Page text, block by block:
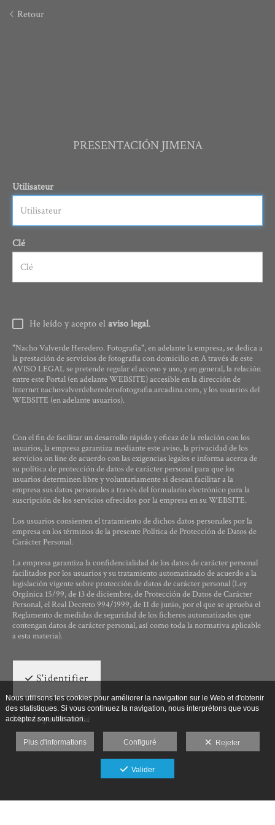
Retour
PRESENTACIÓN JIMENA
Utilisateur
Clé
He leído y acepto elaviso legal.
"Nacho Valverde Heredero. Fotografía", en adelante la empresa, se dedica a
la prestación de servicios de fotografía con domicilio en A través de este
AVISO LEGAL se pretende regular el acceso y uso, y en general, la relación
entre este Portal (en adelante WEBSITE) accesible en la dirección de
Internet nachovalverdeherederofotografia.arcadina.com, y los usuarios del
WEBSITE (en adelante usuarios).
Con el fin de facilitar un desarrollo rápido y eficaz de la relación con los
usuarios, la empresa garantiza mediante este aviso, la privacidad de los
servicios on line de acuerdo con las exigencias legales e informa acerca de
su política de protección de datos de carácter personal para que los
usuarios determinen libre y voluntariamente si desean facilitar a la
empresa sus datos personales a través del formulario electrónico para la
suscripción de los servicios ofrecidos por la empresa en su WEBSITE.
Los usuarios consienten el tratamiento de dichos datos personales por la
empresa en los términos de la presente Política de Protección de Datos de
Carácter Personal.
La empresa garantiza la confidencialidad de los datos de carácter personal
facilitados por los usuarios y su tratamiento automatizado de acuerdo a la
legislación vigente sobre protección de datos de carácter personal (Ley
Orgánica 15/99, de 13 de diciembre, de Protección de Datos de Carácter
Personal, el Real Decreto 994/1999, de 11 de junio, por el que se aprueba el
Reglamento de medidas de seguridad de los ficheros automatizados que
contengan datos de carácter personal, así como toda la normativa aplicable
a esta materia).
S'identifier
Mot de passe oublié
Nous utilisons les cookies pour améliorer la navigation sur le Web et d'obtenir
des statistiques. Si vous continuez la navigation, nous interprétons que vous
acceptez son utilisation. .
Plus d'informations Configuré Rejeter
Valider